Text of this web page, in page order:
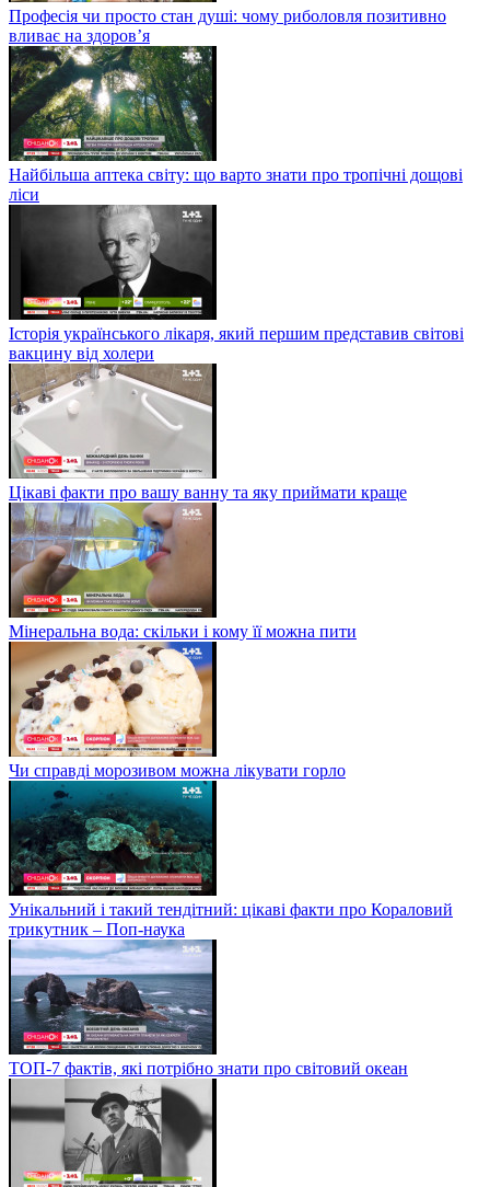
Професія чи просто стан душі: чому риболовля позитивно
вливає на здоров’я
Найбільша аптека світу: що варто знати про тропічні дощові
ліси
Історія українського лікаря, який першим представив світові
вакцину від холери
Цікаві факти про вашу ванну та яку приймати краще
Мінеральна вода: скільки і кому її можна пити
Чи справді морозивом можна лікувати горло
Унікальний і такий тендітний: цікаві факти про Кораловий
трикутник – Поп-наука
ТОП-7 фактів, які потрібно знати про світовий океан